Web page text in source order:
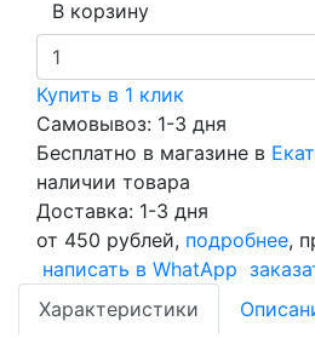
В корзину
Купить в 1 клик
Самовывоз: 1-3 дня
Бесплатно в магазине в
наличии товара
Доставка: 1-3 дня
от 450 рублей, подробнее,
написать в WhatApp
Характеристики